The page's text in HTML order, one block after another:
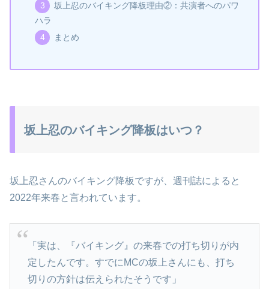
坂上忍のバイキング降板理由②：共演者へのパワ
ハラ
まとめ
坂上忍のバイキング降板はいつ？
坂上忍さんのバイキング降板ですが、週刊誌によると
2022年来春と言われています。
「実は、『バイキング』の来春での打ち切りが内
定したんです。すでにMCの坂上さんにも、打ち
切りの方針は伝えられたそうです」